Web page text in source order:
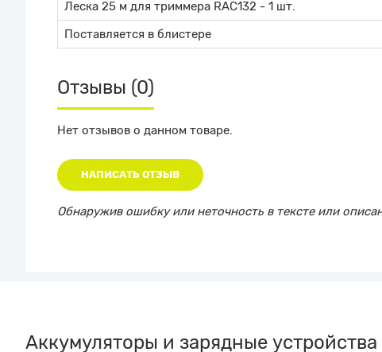
Леска 25 м для триммера RAC132 - 1 шт.
Поставляется в блистере
Отзывы (0)
Нет отзывов о данном товаре.
НАПИСАТЬ ОТЗЫВ
Обнаружив ошибку или неточность в тексте или
Аккумуляторы и зарядные устройства